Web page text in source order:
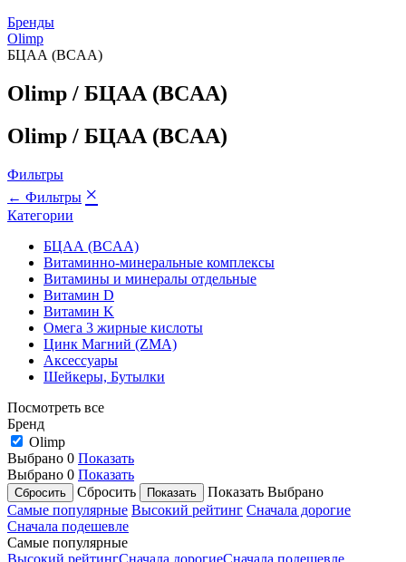
Бренды
Olimp
БЦАА (BCAA)
Olimp / БЦАА (BCAA)
Olimp / БЦАА (BCAA)
Фильтры
← Фильтры ×
Категории
БЦАА (BCAA)
Витаминно-минеральные комплексы
Витамины и минералы отдельные
Витамин D
Витамин K
Омега 3 жирные кислоты
Цинк Магний (ZMA)
Аксессуары
Шейкеры, Бутылки
Посмотреть все
Бренд
Olimp
Выбрано 0 Показать
Выбрано 0 Показать
Сбросить
Показать Выбрано
Самые популярные Высокий рейтинг Сначала дорогие
Сначала подешевле
Самые популярные
Высокий рейтингСначала дорогиеСначала подешевле